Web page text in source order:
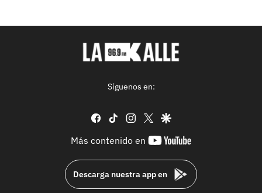
Síguenos en:
facebook
tiktok instagram
twittergoogle
Más contenido en
youtube-
Descarga nuestra app en